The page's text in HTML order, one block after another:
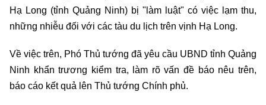
Hạ Long (tỉnh Quảng Ninh) bị "làm luật" có việc lạm thu,
những nhiễu đối với các tàu du lịch trên vịnh Hạ Long.
Về việc trên, Phó Thủ tướng đã yêu cầu UBND tỉnh Quảng
Ninh khẩn trương kiểm tra, làm rõ vấn đề báo nêu trên,
báo cáo kết quả lên Thủ tướng Chính phủ.